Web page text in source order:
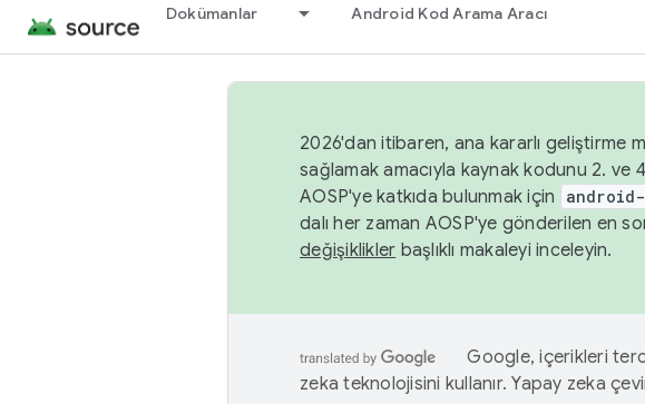
Dokümanlar Android Kod Arama Aracı
2026'dan itibaren, ana kararlı geliştirme
sağlamak amacıyla kaynak kodunu 2. ve
AOSP'ye katkıda bulunmak için
dalı her zaman AOSP'ye gönderilen en
değişiklikler başlıklı makaleyi inceleyin.
Google, içerikleri
zeka teknolojisini kullanır. Yapay zeka